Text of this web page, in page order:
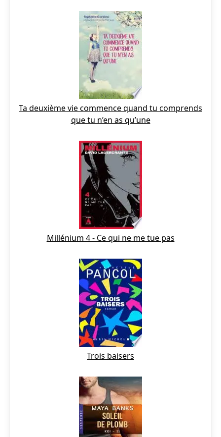
Ta deuxième vie commence quand tu comprends
que tu n’en as qu’une
Millénium 4 - Ce qui ne me tue pas
Trois baisers